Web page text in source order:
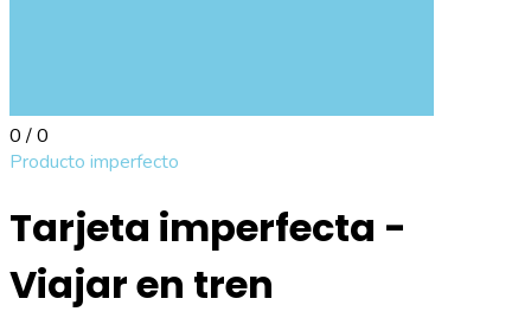
0 / 0
Producto imperfecto
Tarjeta imperfecta -
Viajar en tren